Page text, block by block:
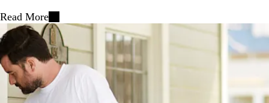
Read More